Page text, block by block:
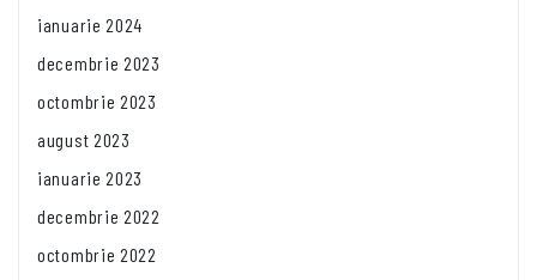
ianuarie 2024
decembrie 2023
octombrie 2023
august 2023
ianuarie 2023
decembrie 2022
octombrie 2022